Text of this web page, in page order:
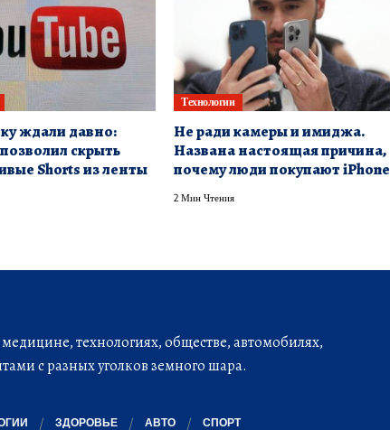
ждали давно:
скрыть
Shorts из ленты
Технологии
Не ради камеры и имиджа.
Названа настоящая причина,
почему люди покупают iPhone
2 Мин Чтения
технологиях, обществе, автомобилях,
с разных уголков земного шара.
ЗДОРОВЬЕ АВТО СПОРТ